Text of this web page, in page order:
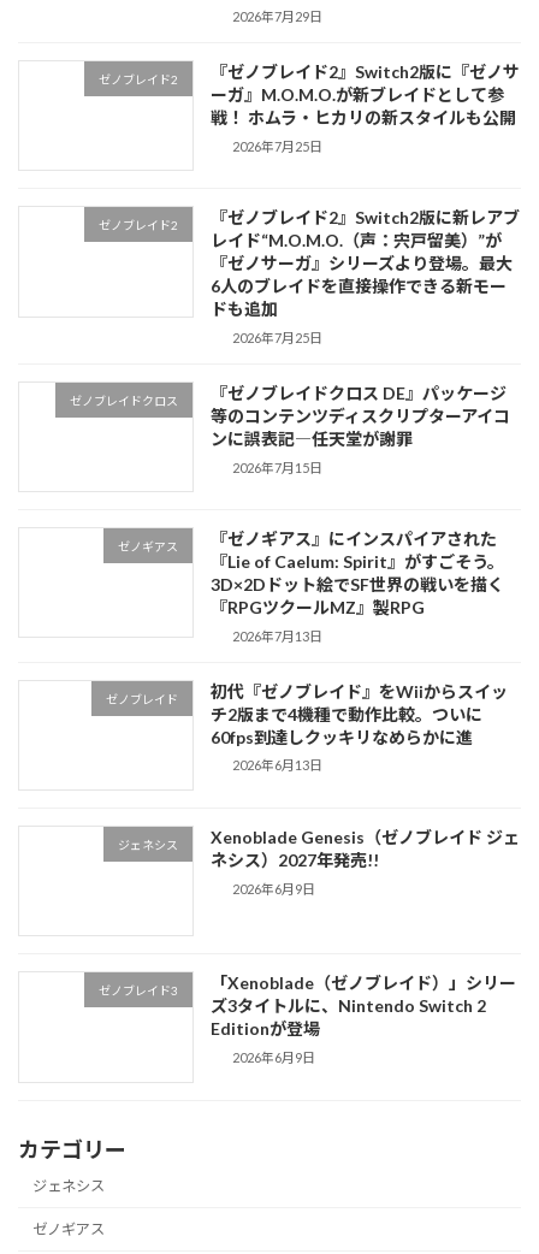
2026年7月29日
ゼノブレイド2
『ゼノブレイド2』Switch2版に『ゼノサ
ーガ』M.O.M.O.が新ブレイドとして参
戦！ ホムラ・ヒカリの新スタイルも公開
2026年7月25日
ゼノブレイド2
『ゼノブレイド2』Switch2版に新レアブ
レイド“M.O.M.O.（声：宍戸留美）”が
『ゼノサーガ』シリーズより登場。最大
6人のブレイドを直接操作できる新モー
ドも追加
2026年7月25日
ゼノブレイドクロス
『ゼノブレイドクロス DE』パッケージ
等のコンテンツディスクリプターアイコ
ンに誤表記―任天堂が謝罪
2026年7月15日
ゼノギアス
『ゼノギアス』にインスパイアされた
『Lie of Caelum: Spirit』がすごそう。
3D×2Dドット絵でSF世界の戦いを描く
『RPGツクールMZ』製RPG
2026年7月13日
ゼノブレイド
初代『ゼノブレイド』をWiiからスイッ
チ2版まで4機種で動作比較。ついに
60fps到達しクッキリなめらかに進
2026年6月13日
ジェネシス
Xenoblade Genesis（ゼノブレイド ジェ
ネシス）2027年発売!!
2026年6月9日
ゼノブレイド3
「Xenoblade（ゼノブレイド）」シリー
ズ3タイトルに、Nintendo Switch 2
Editionが登場
2026年6月9日
カテゴリー
ジェネシス
ゼノギアス